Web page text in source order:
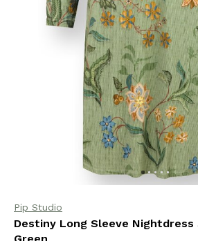
Pip Studio
Destiny Long Sleeve Nightdress